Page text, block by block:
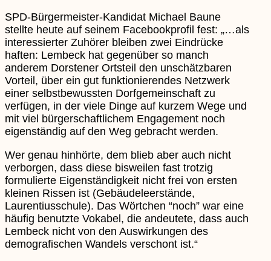
SPD-Bürgermeister-Kandidat Michael Baune
stellte heute auf seinem Facebookprofil fest: „…als
interessierter Zuhörer bleiben zwei Eindrücke
haften: Lembeck hat gegenüber so manch
anderem Dorstener Ortsteil den unschätzbaren
Vorteil, über ein gut funktionierendes Netzwerk
einer selbstbewussten Dorfgemeinschaft zu
verfügen, in der viele Dinge auf kurzem Wege und
mit viel bürgerschaftlichem Engagement noch
eigenständig auf den Weg gebracht werden.
Wer genau hinhörte, dem blieb aber auch nicht
verborgen, dass diese bisweilen fast trotzig
formulierte Eigenständigkeit nicht frei von ersten
kleinen Rissen ist (Gebäudeleerstände,
Laurentiusschule). Das Wörtchen “noch” war eine
häufig benutzte Vokabel, die andeutete, dass auch
Lembeck nicht von den Auswirkungen des
demografischen Wandels verschont ist.“